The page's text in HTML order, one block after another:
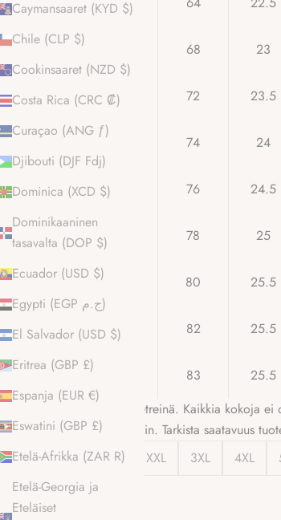
Caymansaaret (KYD $)
Chile (CLP $)
Cookinsaaret (NZD $)
Costa Rica (CRC ₡)
Curaçao (ANG ƒ)
Djibouti (DJF Fdj)
Dominica (XCD $)
Dominikaaninen
tasavalta (DOP $)
Ecuador (USD $)
Egypti (EGP ج.م)
El Salvador (USD $)
Eritrea (GBP £)
Espanja (EUR €)
Eswatini (GBP £)
Etelä-Afrikka (ZAR R)
Etelä-Georgia ja
Eteläiset
S 68 23
M 53.5 72 23.5
74 24
XL 76 24.5
XXL 78 25
3XL 80 25.5
4XL 72.5 82 25.5
5XL 83
25.5
Kaikki arvot senttimetreinä. Kaikkia kokoja
kaikkiin malleihin. Tarkista saatavuus
S M L XL XXL 3XL 4XL
määrää